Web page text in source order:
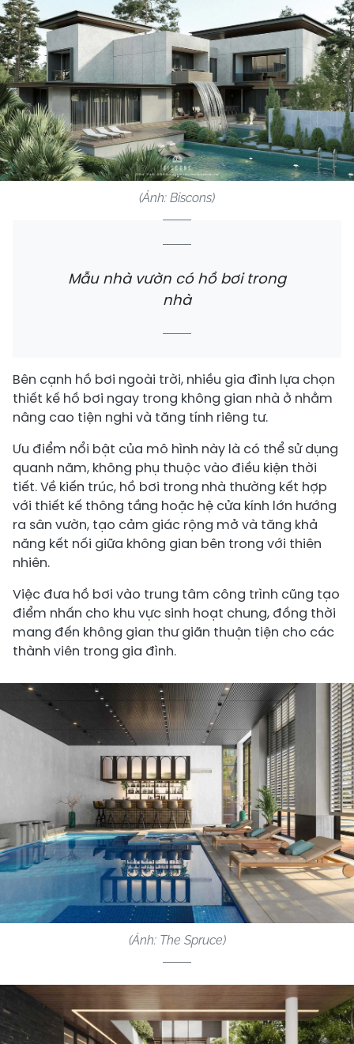
(Ảnh: Biscons)
Mẫu nhà vườn có hồ bơi trong
nhà
Bên cạnh hồ bơi ngoài trời, nhiều gia đình lựa chọn
thiết kế hồ bơi ngay trong không gian nhà ở nhằm
nâng cao tiện nghi và tăng tính riêng tư.
Ưu điểm nổi bật của mô hình này là có thể sử dụng
quanh năm, không phụ thuộc vào điều kiện thời
tiết. Về kiến trúc, hồ bơi trong nhà thường kết hợp
với thiết kế thông tầng hoặc hệ cửa kính lớn hướng
ra sân vườn, tạo cảm giác rộng mở và tăng khả
năng kết nối giữa không gian bên trong với thiên
nhiên.
Việc đưa hồ bơi vào trung tâm công trình cũng tạo
điểm nhấn cho khu vực sinh hoạt chung, đồng thời
mang đến không gian thư giãn thuận tiện cho các
thành viên trong gia đình.
(Ảnh: The Spruce)